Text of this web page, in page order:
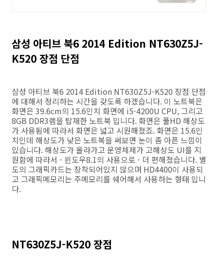
삼성 아티브 북6 2014 Edition NT630Z5J-
K520 장점 단점
삼성 아티브 북6 2014 Edition NT630Z5J-K520 장점 단점
에 대해서 정리하는 시간을 갖도록 하겠습니다. 이 노트북은
화면은 39.6cm의 15.6인치 화면에 i5-4200U CPU, 그리고
8GB DDR3램을 탑재한 노트북 입니다. 화면은 풀HD 해상도
가 사용됨에 따라서 화면은 넓고 시원해졌죠. 화면은 15.6인
치인데 해상도가 낮은 노트북을 써보면 눈이 좀 아픈 느낌이
있습니다. 해상도가 올라가고 운영체제가 고해상도 UI를 지
원함에 따라서 - 윈도우8.1의 사용으로 - 더 편해졌습니다. 별
도의 그래픽카드는 장착되어있지 않으며 HD4400이 사용되
고 그래픽메모리는 주메모리를 쉐어해서 사용하는 형태 입니
다.
NT630Z5J-K520 장점